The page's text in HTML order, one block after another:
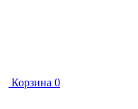
Корзина 0